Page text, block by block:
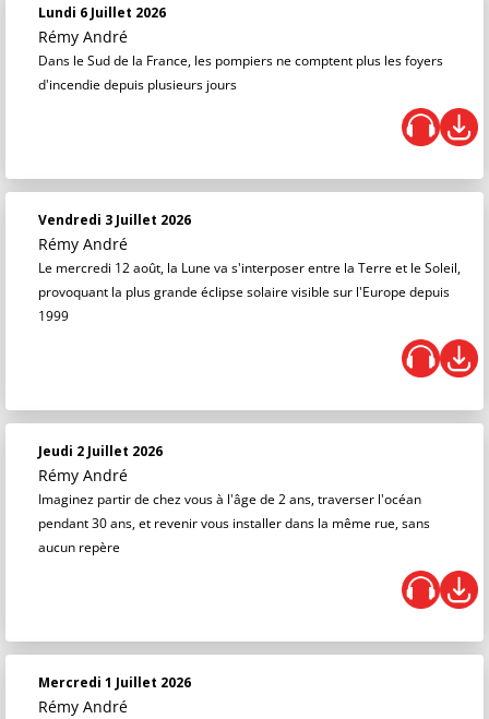
Lundi 6 Juillet 2026
Rémy André
Dans le Sud de la France, les pompiers ne comptent plus les foyers
d'incendie depuis plusieurs jours
Vendredi 3 Juillet 2026
Rémy André
Le mercredi 12 août, la Lune va s'interposer entre la Terre et le Soleil,
provoquant la plus grande éclipse solaire visible sur l'Europe depuis
1999
Jeudi 2 Juillet 2026
Rémy André
Imaginez partir de chez vous à l'âge de 2 ans, traverser l'océan
pendant 30 ans, et revenir vous installer dans la même rue, sans
aucun repère
Mercredi 1 Juillet 2026
Rémy André